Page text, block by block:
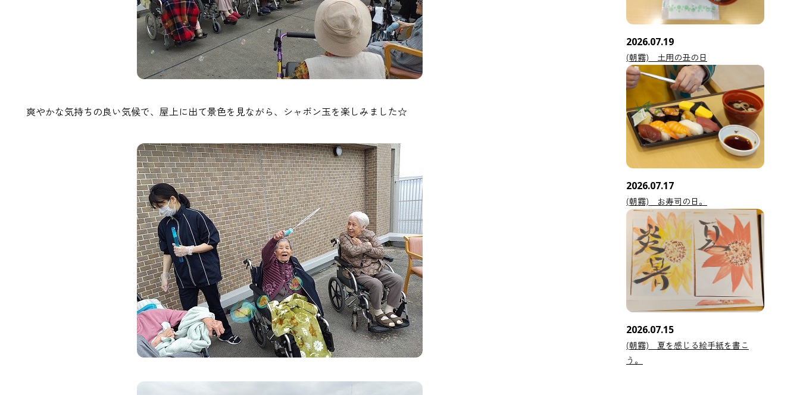
爽やかな気持ちの良い気候で、屋上に出て景色を見ながら、シャボン玉を楽しみました☆
2026.07.19
(朝霧) 土用の丑の日
2026.07.17
(朝霧) お寿司の日。
2026.07.15
(朝霧) 夏を感じる絵手紙を書こ
う。